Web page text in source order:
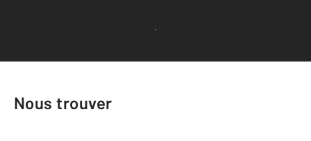
Voir tous les avis clients
Nous trouver